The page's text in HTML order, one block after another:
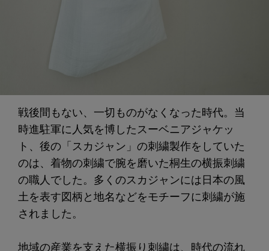
戦後間もない、一切ものがなくなった時代。当
時進駐軍に人気を博したスーベニアジャケッ
ト、後の「スカジャン」の刺繍製作をしていた
のは、着物の刺繍で腕を磨いた桐生の横振刺繍
の職人でした。多くのスカジャンには日本の風
土を表す図柄と地名などをモチーフに刺繍が施
されました。
地域の産業を支えた横振り刺繍は、時代の流れ